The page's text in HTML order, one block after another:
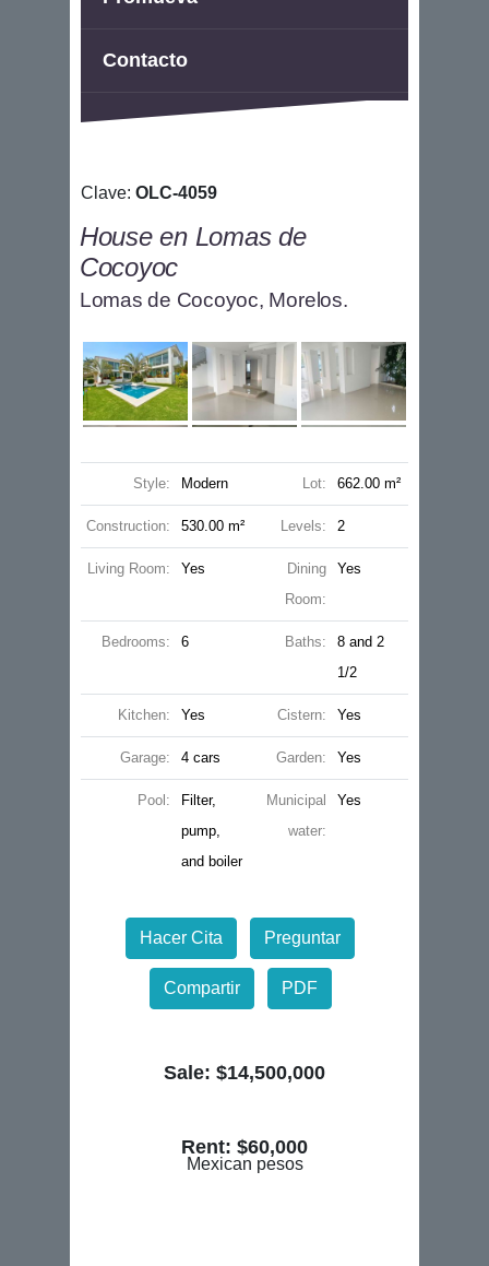
Contacto
Clave: OLC-4059
House en Lomas de
Cocoyoc
Lomas de Cocoyoc, Morelos.
Style: Modern Lot: 662.00 m²
Construction: 530.00 m² Levels: 2
Living Room: Yes
Dining
Room:
Yes
Bedrooms: 6 Baths:
8 and 2
1/2
Kitchen: Yes Cistern: Yes
Garage: 4 cars Garden: Yes
Pool:
Filter,
pump,
and boiler
Municipal
water:
Yes
Hacer Cita Preguntar
Compartir PDF
Sale: $14,500,000
Rent: $60,000
Mexican pesos